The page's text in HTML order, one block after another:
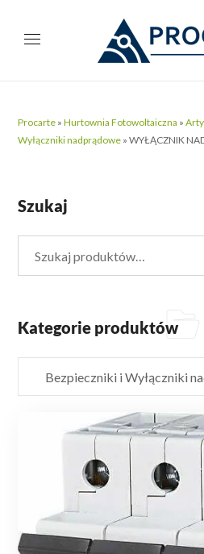
Procarte »Hurtownia Fotowoltaiczna »
Wyłączniki nadprądowe »WYŁĄCZNIK
Szukaj
Kategorie produktów